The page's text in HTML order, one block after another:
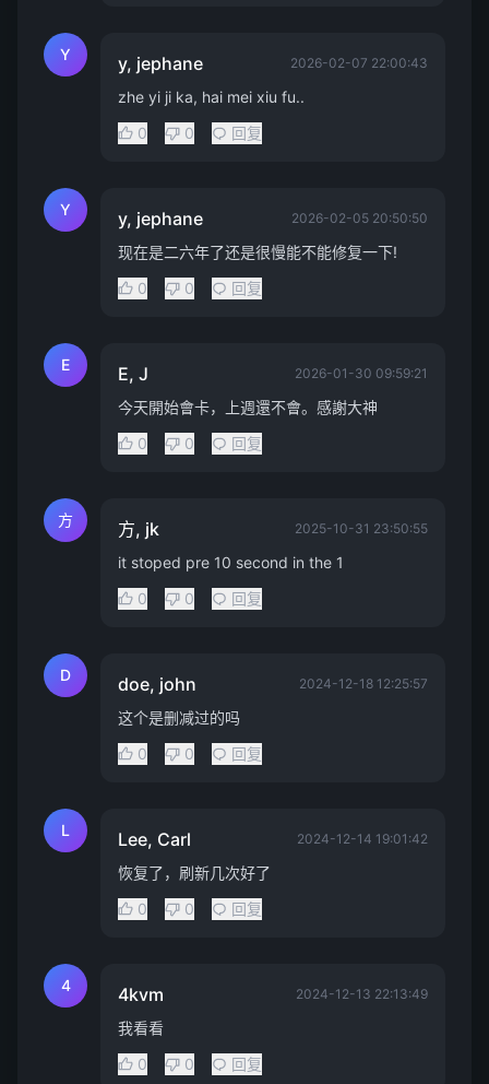
Y y, jephane 2026-02-07 22:00:43
zhe yi ji ka, hai mei xiu fu..
0
0 回复
Y y, jephane 2026-02-05 20:50:50
现在是二六年了还是很慢能不能修复一下!
0
0 回复
E E, J 2026-01-30 09:59:21
今天開始會卡，上週還不會。感謝大神
0
0 回复
方 方, jk 2025-10-31 23:50:55
it stoped pre 10 second in the 1
0
0 回复
D doe, john 2024-12-18 12:25:57
这个是删减过的吗
0
0 回复
L Lee, Carl 2024-12-14 19:01:42
恢复了，刷新几次好了
0
0 回复
4 4kvm 2024-12-13 22:13:49
我看看
0
0 回复